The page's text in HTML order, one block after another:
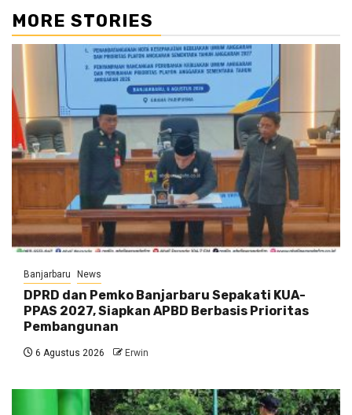
MORE STORIES
Banjarbaru News
DPRD dan Pemko Banjarbaru Sepakati KUA-
PPAS 2027, Siapkan APBD Berbasis Prioritas
Pembangunan
6 Agustus 2026 Erwin